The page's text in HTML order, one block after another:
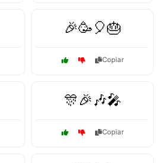
🎉🥳🎈🎂
Copiar
🎊🎉🎶🎤
Copiar